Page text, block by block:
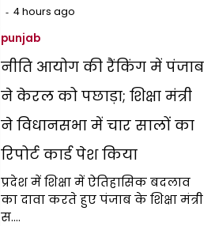
4 hours ago
punjab
नीति आयोग की रैंकिंग में पंजाब
ने केरल को पछाड़ा; शिक्षा मंत्री
ने विधानसभा में चार सालों का
रिपोर्ट कार्ड पेश किया
प्रदेश में शिक्षा में ऐतिहासिक बदलाव
का दावा करते हुए पंजाब के शिक्षा मंत्री
स.…